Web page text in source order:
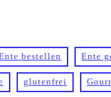
bestellen Ente
glutenfrei